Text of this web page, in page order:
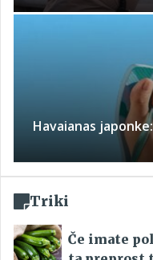
Havaianas
Triki
Če imate